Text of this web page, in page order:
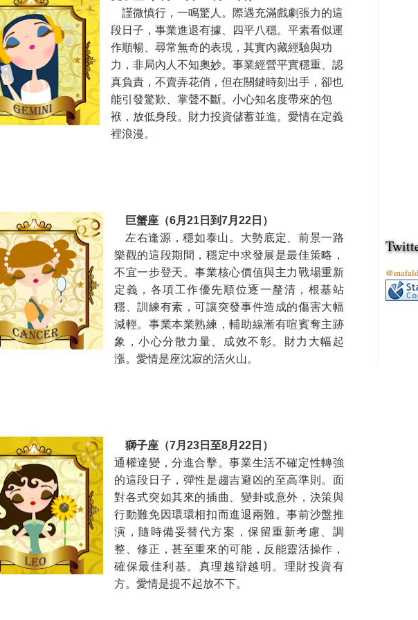
謹微慎行，一鳴驚人。際遇充滿戲劇張力的這
段日子， 事業進退有據、四平八穩。平素看似運
作順暢、尋常無奇的表現，其實內藏經驗與功
力，非局內人不知奧妙。事業經營平實穩重、認
真負責，不賣弄花俏，但在關鍵時刻出手，卻也
能引發驚歎、掌聲不斷。小心知名度帶來的包
袱，放低身段。財力投資儲蓄並進。愛情在定義
裡浪漫。
巨蟹座（6月21日到7月22日）
左右逢源，穩如泰山。大勢底定、前景一路
樂觀的這段期間，穩定中求發展是最佳策略，
不宜一步登天。事業核心價值與主力戰場重新
定義，各項工作優先順位逐一釐清，根基站
穩、訓練有素，可讓突發事件造成的傷害大幅
減輕。事業本業熟練，輔助線漸有喧賓奪主跡
象，小心分散力量、成效不彰。財力大幅起
漲。 愛情是座沈寂的活火山。
獅子座（7月23日至8月22日）
通權達變，分進合擊。事業生活不確定性轉強
的這段 日子 ，彈性是趨吉避凶的至高準則。面
對各式突如其來的插曲、變卦或意外，決策與
行動難免因環環相扣而進退兩難。事前沙盤推
演，隨時備妥替代方案，保留重新考慮、調
整、修正，甚至重來的可能，反能靈活操作，
確保最佳利基 。真理越辯越明。理財投資有
方。 愛情是提不起放不下。